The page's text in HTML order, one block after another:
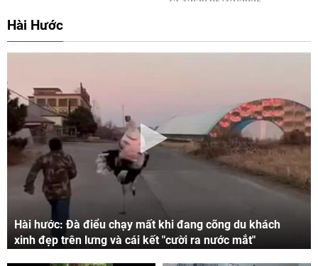
Hài Hước
Hài hước: Đà điểu chạy mất khi đang cõng du khách
xinh đẹp trên lưng và cái kết "cười ra nước mắt"